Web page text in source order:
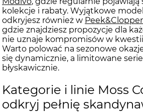
kolekcje i rabaty. Wyjątkowe
odkryjesz również w
gdzie znajdziesz propozycje dla
nie uznaje kompromisów w
Warto polować na sezonowe
się dynamicznie, a limitowane
błyskawicznie.
Kategorie i linie Moss
odkryj pełnię